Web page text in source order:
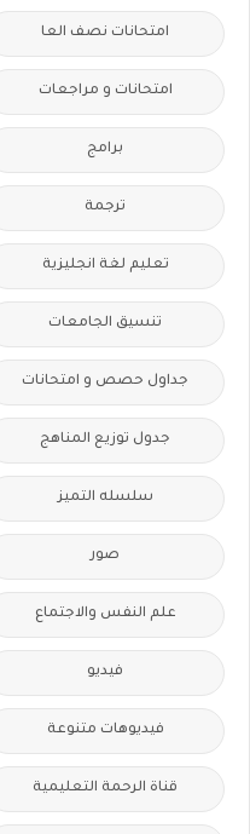
امتحانات نصف العا
امتحانات و مراجعات
برامج
ترجمة
تعليم لغة انجليزية
تنسيق الجامعات
جداول حصص و امتحانات
جدول توزيع المناهج
سلسله التميز
صور
علم النفس والاجتماع
فيديو
فيديوهات متنوعة
قناة الرحمة التعليمية